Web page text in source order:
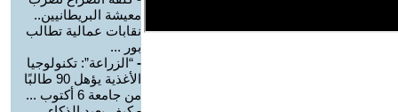
معيشة البريطانيين..
نقابات عمالية تطالب
بور ...
- “الزراعة”: تكنولوجيا
الأغذية يؤهل 90 طالبًا
من جامعة 6 أكتوب ...